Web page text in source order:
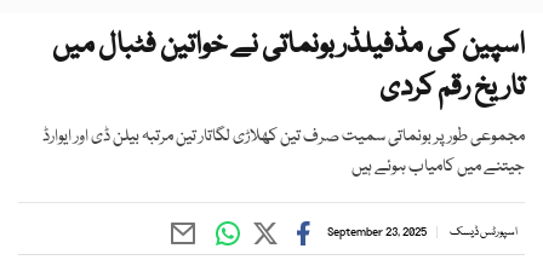
اسپین کی مڈفیلڈر بونماتی نے خواتین فٹبال میں
تاریخ رقم کردی
مجموعی طور پر بونماتی سمیت صرف تین کھلاڑی لگاتار تین مرتبہ بیلن ڈی اور ایوارڈ
جیتنے میں کامیاب ہوئے ہیں
اسپورٹس ڈیسک September 23, 2025